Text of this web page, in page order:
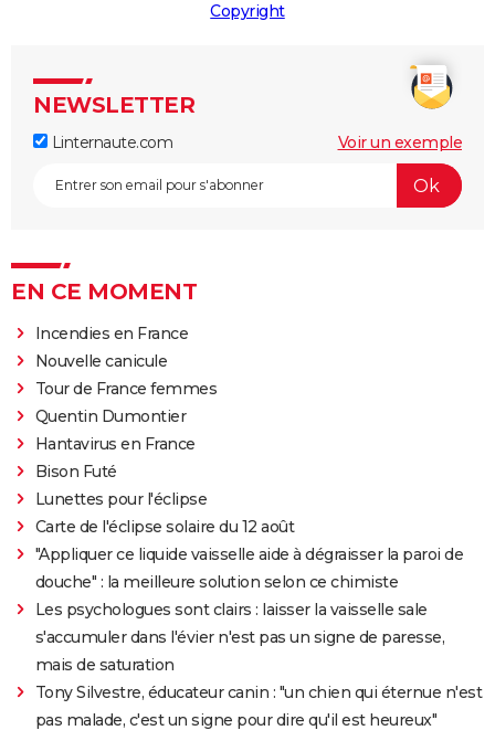
Copyright
NEWSLETTER
Linternaute.com Voir un exemple
EN CE MOMENT
Incendies en France
Nouvelle canicule
Tour de France femmes
Quentin Dumontier
Hantavirus en France
Bison Futé
Lunettes pour l'éclipse
Carte de l'éclipse solaire du 12 août
"Appliquer ce liquide vaisselle aide à dégraisser la paroi de
douche" : la meilleure solution selon ce chimiste
Les psychologues sont clairs : laisser la vaisselle sale
s'accumuler dans l'évier n'est pas un signe de paresse,
mais de saturation
Tony Silvestre, éducateur canin : "un chien qui éternue n'est
pas malade, c'est un signe pour dire qu'il est heureux"